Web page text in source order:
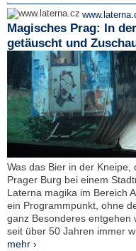
Magisches Prag: In
getäuscht und
Was das Bier in der
Prager Burg bei einem
Laterna magika im Bereich
ein Programmpunkt, ohne
ganz Besonderes entgehen
seit über 50 Jahren immer
mehr ›